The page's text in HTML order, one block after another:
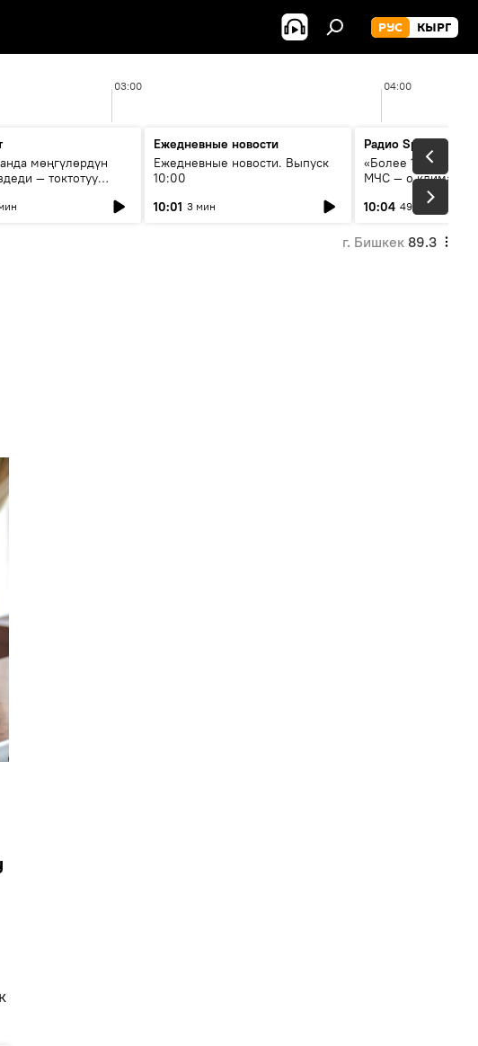
РУС КЫРГ
03:00 04:00
мөңгүлөрдүн
— токтотуу
Ежедневные новости
Ежедневные новости. Выпуск
10:00
10:01 3 мин
Радио Sputnik
«Более 1200 сёл в
МЧС — о климате,
системе
населения
10:04 49 мин
г. Бишкек 89.3